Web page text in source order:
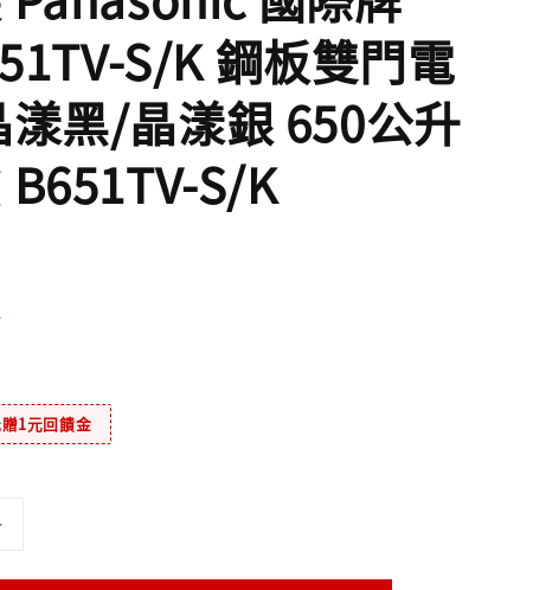
S/K 鋼板雙門電
漾黑/晶漾銀 650公升
S/K
1元回饋金